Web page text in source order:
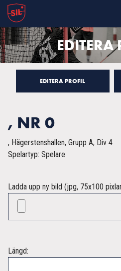
EDITERA
EDITERA PROFIL
, NR 0
, Hägerstenshallen, Grupp A, Div 4
Spelartyp: Spelare
Ladda upp ny bild (jpg, 75x100
Längd: